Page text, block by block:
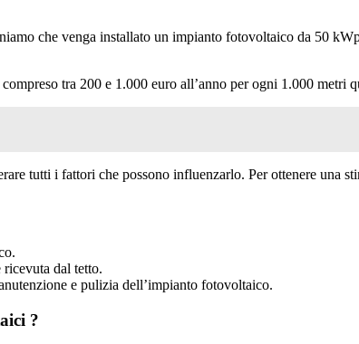
che venga installato un impianto fotovoltaico da 50
tra 200 e 1.000 euro all’anno per ogni 1.000 metri
tutti i fattori che possono influenzarlo. Per ottenere una
dal tetto.
e pulizia dell’impianto fotovoltaico.
?